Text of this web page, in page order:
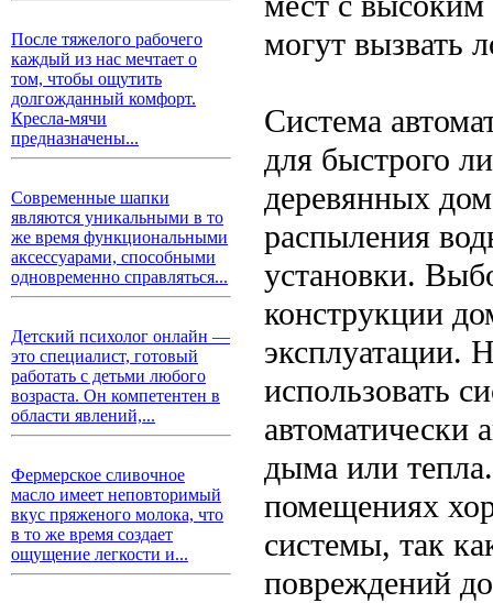
После тяжелого рабочего
каждый из нас мечтает о
том, чтобы ощутить
долгожданный комфорт.
Кресла-мячи
предназначены...
Современные шапки
являются уникальными в то
же время функциональными
аксессуарами, способными
одновременно справляться...
Детский психолог онлайн —
это специалист, готовый
работать с детьми любого
возраста. Он компетентен в
области явлений,...
Фермерское сливочное
масло имеет неповторимый
вкус пряженого молока, что
в то же время создает
ощущение легкости и...
могут вызвать
Система
для быстрого
деревянных
распыления
установки.
конструкции
эксплуатации.
использовать
автоматически
дыма или
помещениях
системы, так
повреждений